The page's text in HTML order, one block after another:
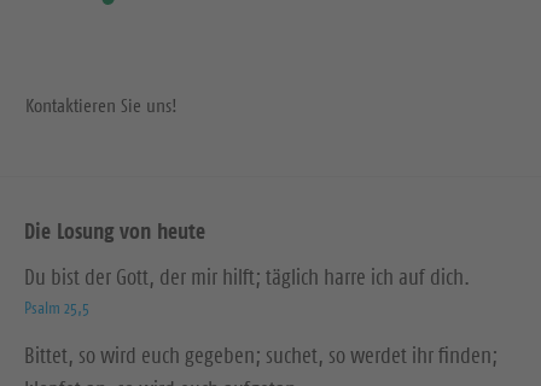
Kontaktieren Sie uns!
Die Losung von heute
Du bist der Gott, der mir hilft; täglich harre ich auf dich.
Psalm 25,5
Bittet, so wird euch gegeben; suchet, so werdet ihr finden;